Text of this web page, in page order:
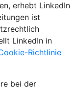
erhebt LinkedIn
ist
LinkedIn in
Richtlinie
bei der